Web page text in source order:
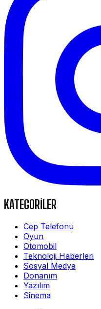
KATEGORİLER
Cep Telefonu
Oyun
Otomobil
Teknoloji Haberleri
Sosyal Medya
Donanım
Yazılım
Sinema